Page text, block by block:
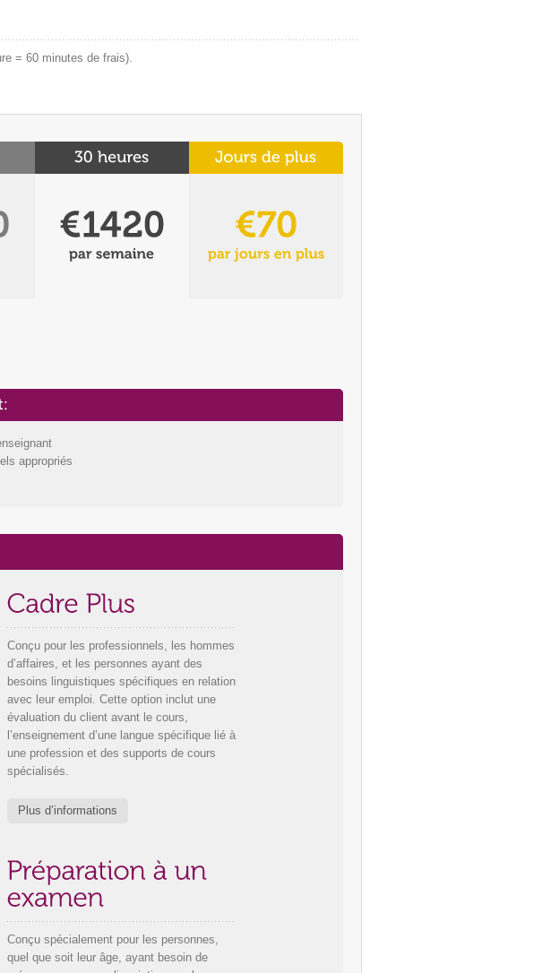
= 60 minutes de frais).
appropriés
Conçu pour les professionnels, les hommes
d’affaires, et les personnes ayant des
besoins linguistiques spécifiques en relation
avec leur emploi. Cette option inclut une
évaluation du client avant le cours,
l’enseignement d’une langue spécifique lié à
une profession et des supports de cours
spécialisés.
Plus d’informations
Conçu spécialement pour les personnes,
quel que soit leur âge, ayant besoin de